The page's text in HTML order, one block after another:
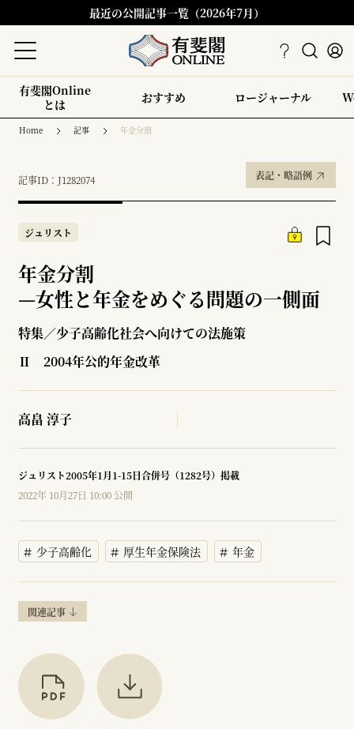
最近の公開記事一覧（2026年7月）
有斐閣Online
とは
おすすめ ロージャーナル
Home 記事 年金分割
記事ID：J1282074 表記・略語例
ジュリスト
年金分割
—女性と年金をめぐる問題の一側面
特集／少子高齢化社会へ向けての法施策
Ⅱ 2004年公的年金改革
高畠 淳子
ジュリスト2005年1月1-15日合併号（1282号）掲載
2022年 10月27日 10:00 公開
少子高齢化 厚生年金保険法 年金
関連記事